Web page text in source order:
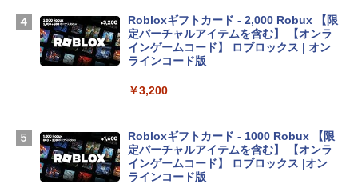
TB SSDストレージ、12MPセンターフレ
ームカメラ、日本語キーボード、Touch I
D - スカイブルー
￥298,901
ン 15-fd 15.6インチ 16GBメモリ 512GB
SSD インテル Core 5
￥129,800
Robloxギフトカード - 2,000 Robux 【限
定バーチャルアイテムを含む】 【オンラ
インゲームコード】 ロブロックス | オン
ラインコード版
￥3,200
Robloxギフトカード - 1000 Robux 【限
定バーチャルアイテムを含む】 【オンラ
インゲームコード】 ロブロックス |オン
ラインコード版